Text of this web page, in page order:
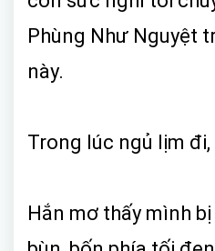
Phùng Như Nguyệt
này.
Trong lúc ngủ lịm
Hắn mơ thấy mình